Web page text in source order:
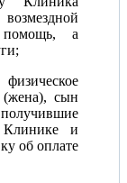
помощь, а
сын
Клинике и
об оплате